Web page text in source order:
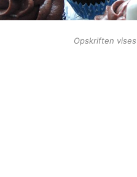
Opskriften